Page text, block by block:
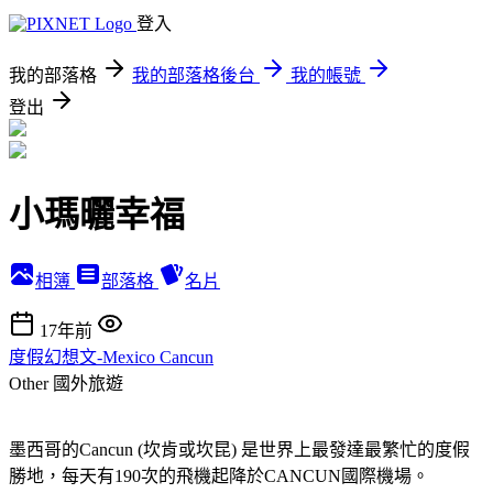
登入
我的部落格 我的部落格後台
我的帳號
登出
小瑪曬幸福
相簿 部落格 名片
17年前
度假幻想文-Mexico Cancun
Other 國外旅遊
墨西哥的Cancun (坎肯或坎昆) 是世界上最發達最繁忙的度假
勝地，每天有190次的飛機起降於CANCUN國際機場。